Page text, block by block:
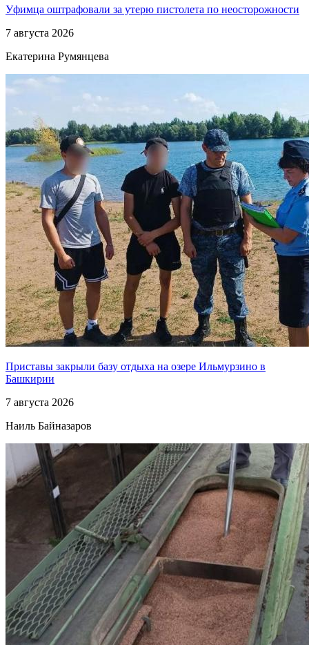
Уфимца оштрафовали за утерю пистолета по неосторожности
7 августа 2026
Екатерина Румянцева
Приставы закрыли базу отдыха на озере Ильмурзино в
Башкирии
7 августа 2026
Наиль Байназаров